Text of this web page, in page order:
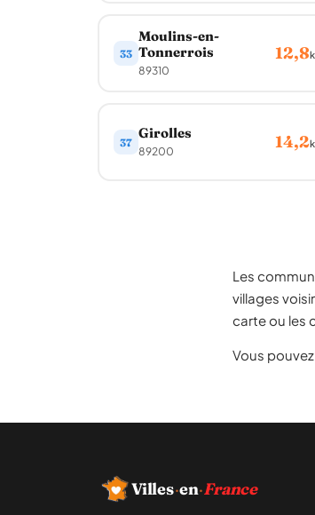
33
Moulins-en-
Tonnerrois
89310
12,8
37
Girolles
89200 14,2
Les
villages
carte ou les
Vous
Villes·en·France